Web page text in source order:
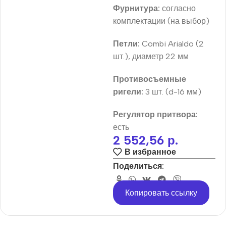
Фурнитура: согласно
комплектации (на выбор)
Петли: Combi Arialdo (2
шт.), диаметр 22 мм
Противосъемные
ригели: 3 шт. (d-16 мм)
Регулятор притвора:
есть
2 552,56 р.
В избранное
Поделиться:
Копировать ссылку